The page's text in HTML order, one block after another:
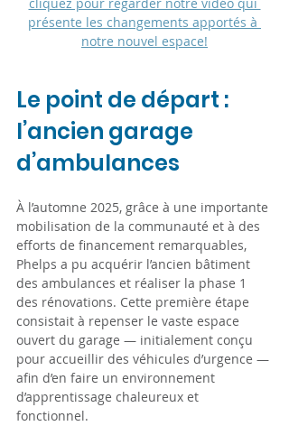
cliquez pour regarder notre vidéo qui
présente les changements apportés à
notre nouvel espace!
Le point de départ :
l’ancien garage
d’ambulances
À l’automne 2025, grâce à une importante
mobilisation de la communauté et à des
efforts de financement remarquables,
Phelps a pu acquérir l’ancien bâtiment
des ambulances et réaliser la phase 1
des rénovations. Cette première étape
consistait à repenser le vaste espace
ouvert du garage — initialement conçu
pour accueillir des véhicules d’urgence —
afin d’en faire un environnement
d’apprentissage chaleureux et
fonctionnel.